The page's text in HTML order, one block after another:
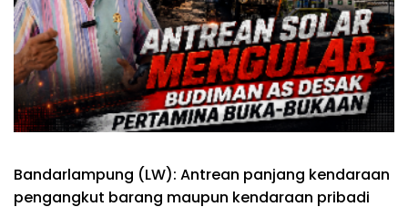
Bandarlampung (LW): Antrean panjang kendaraan
pengangkut barang maupun kendaraan pribadi